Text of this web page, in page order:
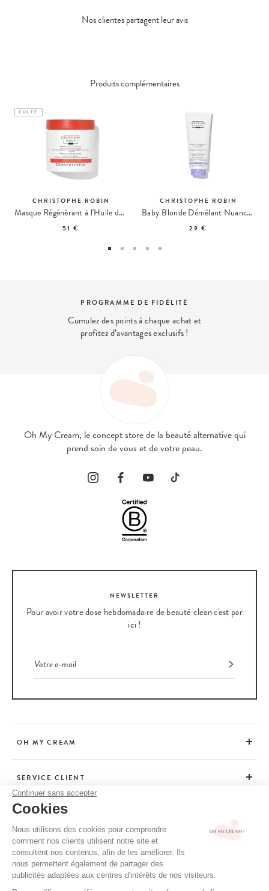
Continuer sans accepter
Cookies
Nous utilisons des cookies pour comprendre
comment nos clients utilisent notre site et
consultent nos contenus, afin de les améliorer. Ils
nous permettent également de partager des
publicités adaptées aux centres d'intérêts de nos visiteurs.
Nos clientes partagent leur avis
Produits complémentaires
CULTE
CHRISTOPHE ROBIN
Masque Régénérant à l'Huile de Figue de Barbarie
51 €
CHRISTOPHE ROBIN
Baby Blonde Démêlant Nuanceur de Couleur
29 €
PROGRAMME DE FIDÉLITÉ
Cumulez des points à chaque achat et
profitez d’avantages exclusifs !
Oh My Cream, le concept store de la beauté alternative qui
prend soin de vous et de votre peau.
NEWSLETTER
Pour avoir votre dose hebdomadaire de beauté clean c'est par
ici !
OH MY CREAM
SERVICE CLIENT
CONSEILS
CGV / CGU
MENTIONS LÉGALES